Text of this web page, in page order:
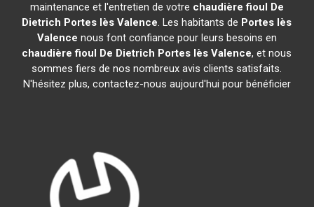
maintenance et l'entretien de votre chaudière fioul De
Dietrich Portes lès Valence. Les habitants de Portes lès
Valence nous font confiance pour leurs besoins en
chaudière fioul De Dietrich Portes lès Valence, et nous
sommes fiers de nos nombreux avis clients satisfaits.
N'hésitez plus, contactez-nous aujourd'hui pour bénéficier